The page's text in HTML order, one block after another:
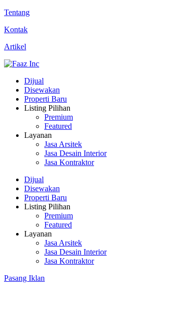
Tentang
Kontak
Artikel
Dijual
Disewakan
Properti Baru
Listing Pilihan
Premium
Featured
Layanan
Jasa Arsitek
Jasa Desain Interior
Jasa Kontraktor
Dijual
Disewakan
Properti Baru
Listing Pilihan
Premium
Featured
Layanan
Jasa Arsitek
Jasa Desain Interior
Jasa Kontraktor
Pasang Iklan